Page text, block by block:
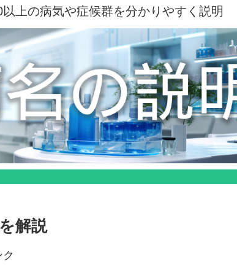
以上の病気や症候群を分かりやすく説明
解説